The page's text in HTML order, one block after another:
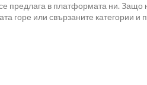
предлага в платформата ни.
горе или свързаните категории и